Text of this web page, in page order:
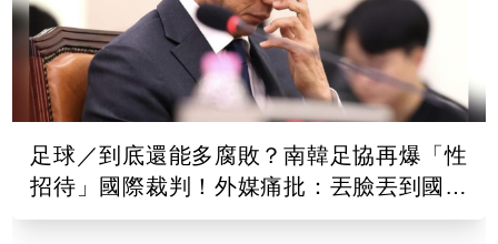
足球／到底還能多腐敗？南韓足協再爆「性
招待」國際裁判！外媒痛批：丟臉丟到國外
去